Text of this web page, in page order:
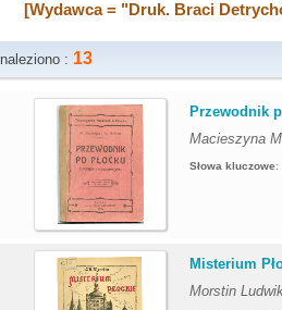
[Wydawca = "Druk. Braci
: 13
Przewodnik
Macieszyna
Słowa kluczowe:
Misterium
Morstin